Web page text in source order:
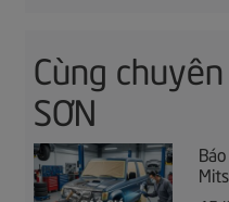
Cùng
SƠN